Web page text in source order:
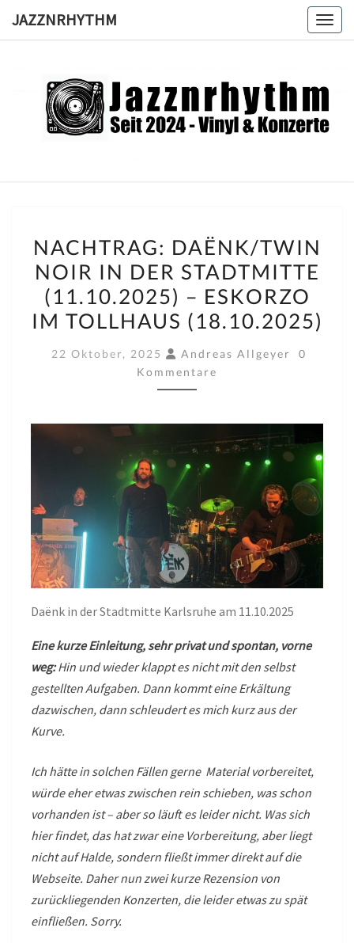
JAZZNRHYTHM
Seit
2024 –
DAËNK/TWIN
NOIR
IN
DER
STADTMITTE
(11.10.2025)
–
IM
TOLLHAUS
(18.10.2025)
NACHTRAG: DAËNK/TWIN
NOIR IN DER STADTMITTE
(11.10.2025) – ESKORZO
IM TOLLHAUS (18.10.2025)
22 Oktober, 2025 Andreas Allgeyer
0
Kommentare
Daënk in der Stadtmitte Karlsruhe am 11.10.2025
Eine kurze Einleitung, sehr privat und spontan, vorne
weg:Hin und wieder klappt es nicht mit den selbst
gestellten Aufgaben. Dann kommt eine Erkältung
dazwischen, dann schleudert es mich kurz aus der
Kurve.
Ich hätte in solchen Fällen gerne Material vorbereitet,
würde eher etwas zwischen rein schieben, was schon
vorhanden ist – aber so läuft es leider nicht. Was sich
hier findet, das hat zwar eine Vorbereitung, aber liegt
nicht auf Halde, sondern fließt immer direkt auf die
Webseite. Daher nun zwei kurze Rezension von
zurückliegenden Konzerten, die leider etwas zu spät
einfließen. Sorry.